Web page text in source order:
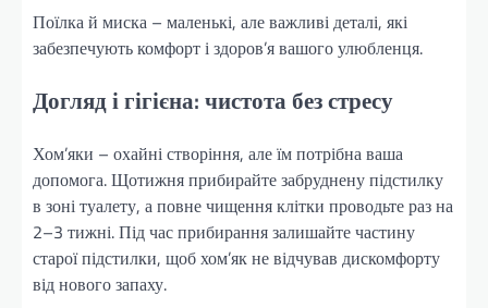
Поїлка й миска – маленькі, але важливі деталі, які
забезпечують комфорт і здоров’я вашого улюбленця.
Догляд і гігієна: чистота без стресу
Хом’яки – охайні створіння, але їм потрібна ваша
допомога. Щотижня прибирайте забруднену підстилку
в зоні туалету, а повне чищення клітки проводьте раз на
2–3 тижні. Під час прибирання залишайте частину
старої підстилки, щоб хом’як не відчував дискомфорту
від нового запаху.